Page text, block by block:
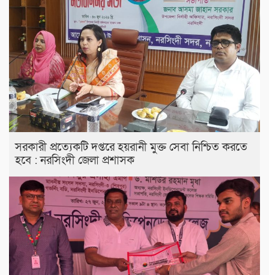
সরকারী প্রত্যেকটি দপ্তরে হয়রানী মুক্ত সেবা নিশ্চিত করতে
হবে : নরসিংদী জেলা প্রশাসক